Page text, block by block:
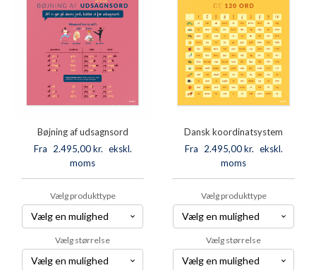
Bøjning af udsagnsord
Fra
2.495,00kr. ekskl.
moms
Vælg produkttype
Vælg størrelse
Dansk koordinatsystem
Fra
2.495,00kr. ekskl.
moms
Vælg produkttype
Vælg størrelse